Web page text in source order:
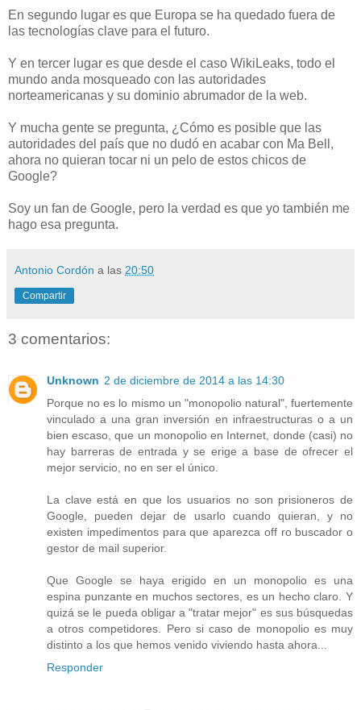
En segundo lugar es que Europa se ha quedado fuera de
las tecnologías clave para el futuro.
Y en tercer lugar es que desde el caso WikiLeaks, todo el
mundo anda mosqueado con las autoridades
norteamericanas y su dominio abrumador de la web.
Y mucha gente se pregunta, ¿Cómo es posible que las
autoridades del país que no dudó en acabar con Ma Bell,
ahora no quieran tocar ni un pelo de estos chicos de
Google?
Soy un fan de Google, pero la verdad es que yo también me
hago esa pregunta.
Antonio Cordón a las 20:50
Compartir
3 comentarios:
Unknown 2 de diciembre de 2014 a las 14:30
Porque no es lo mismo un "monopolio natural", fuertemente
vinculado a una gran inversión en infraestructuras o a un
bien escaso, que un monopolio en Internet, donde (casi) no
hay barreras de entrada y se erige a base de ofrecer el
mejor servicio, no en ser el único.
La clave está en que los usuarios no son prisioneros de
Google, pueden dejar de usarlo cuando quieran, y no
existen impedimentos para que aparezca off ro buscador o
gestor de mail superior.
Que Google se haya erigido en un monopolio es una
espina punzante en muchos sectores, es un hecho claro. Y
quizá se le pueda obligar a "tratar mejor" es sus búsquedas
a otros competidores. Pero si caso de monopolio es muy
distinto a los que hemos venido viviendo hasta ahora...
Responder